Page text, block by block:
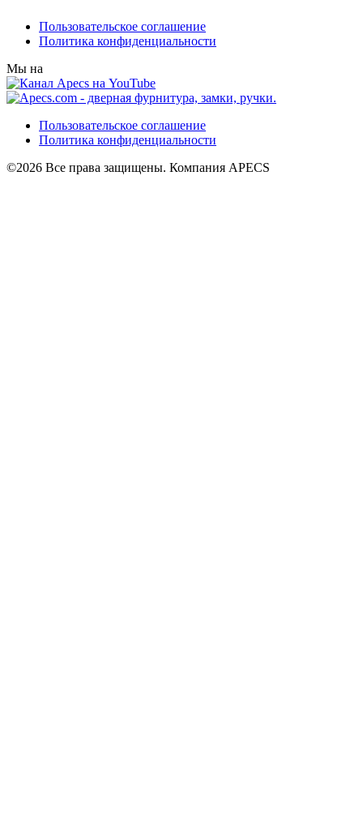
Пользовательское соглашение
Политика конфиденциальности
Мы на
Пользовательское соглашение
Политика конфиденциальности
©2026 Все права защищены. Компания APECS